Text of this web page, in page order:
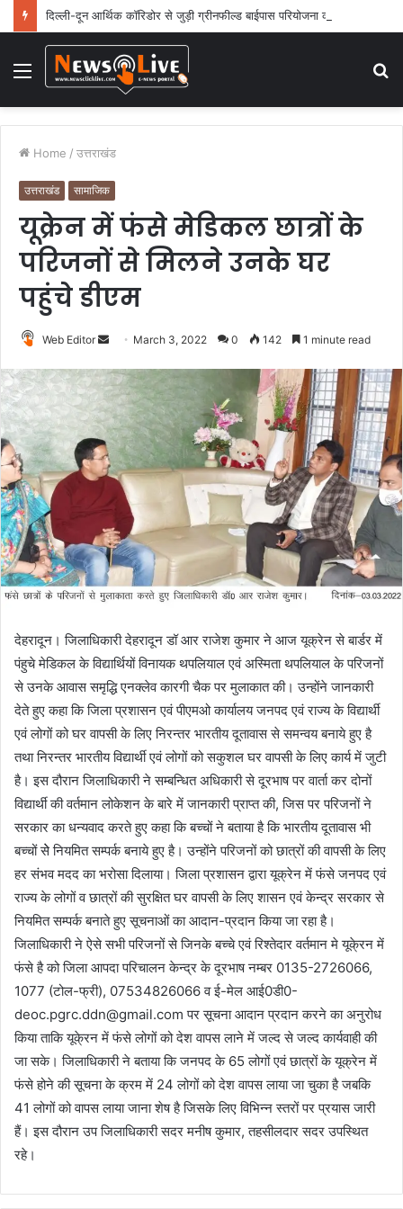
Menu
Home / उत्तराखंड
उत्तराखंड सामाजिक
यूक्रेन में फंसे मेडिकल छात्रों के
परिजनों से मिलने उनके घर
पहुंचे डीएम
Web Editor
n
d
a
e
i
l
March 3, 2022 0 142 1 minute read
देहरादून। जिलाधिकारी देहरादून डॉ आर राजेश कुमार ने आज यूक्रेन से बार्डर में
पंहुचे मेडिकल के विद्यार्थियों विनायक थपलियाल एवं अस्मिता थपलियाल के परिजनों
से उनके आवास समृद्धि एनक्लेव कारगी चैक पर मुलाकात की। उन्होंने जानकारी
देते हुए कहा कि जिला प्रशासन एवं पीएमओ कार्यालय जनपद एवं राज्य के विद्यार्थी
एवं लोगों को घर वापसी के लिए निरन्तर भारतीय दूतावास से समन्वय बनाये हुए है
तथा निरन्तर भारतीय विद्यार्थी एवं लोगों को सकुशल घर वापसी के लिए कार्य में जुटी
है। इस दौरान जिलाधिकारी ने सम्बन्धित अधिकारी से दूरभाष पर वार्ता कर दोनों
विद्यार्थी की वर्तमान लोकेशन के बारे में जानकारी प्राप्त की, जिस पर परिजनों ने
सरकार का धन्यवाद करते हुए कहा कि बच्चों ने बताया है कि भारतीय दूतावास भी
बच्चों सेे नियमित सम्पर्क बनाये हुए है। उन्होंने परिजनों को छात्रों की वापसी के लिए
हर संभव मदद का भरोसा दिलाया। जिला प्रशासन द्वारा यूक्रेन में फंसे जनपद एवं
राज्य के लोगों व छात्रों की सुरक्षित घर वापसी के लिए शासन एवं केन्द्र सरकार से
नियमित सम्पर्क बनाते हुए सूचनाओं का आदान-प्रदान किया जा रहा है।
जिलाधिकारी ने ऐसे सभी परिजनों से जिनके बच्चे एवं रिश्तेदार वर्तमान मे यूके्रन में
फंसे है को जिला आपदा परिचालन केन्द्र के दूरभाष नम्बर 0135-2726066,
1077 (टोल-फ्री), 07534826066 व ई-मेल आई0डी0-
deoc.pgrc.ddn@gmail.com पर सूचना आदान प्रदान करने का अनुरोध
किया ताकि यूके्रन में फंसे लोगों को देश वापस लाने में जल्द से जल्द कार्यवाही की
जा सके। जिलाधिकारी ने बताया कि जनपद के 65 लोगों एवं छात्रों के यूक्रेन में
फंसे होने की सूचना के क्रम में 24 लोगों को देश वापस लाया जा चुका है जबकि
41 लोगों को वापस लाया जाना शेष है जिसके लिए विभिन्न स्तरों पर प्रयास जारी
हैं। इस दौरान उप जिलाधिकारी सदर मनीष कुमार, तहसीलदार सदर उपस्थित
रहे।